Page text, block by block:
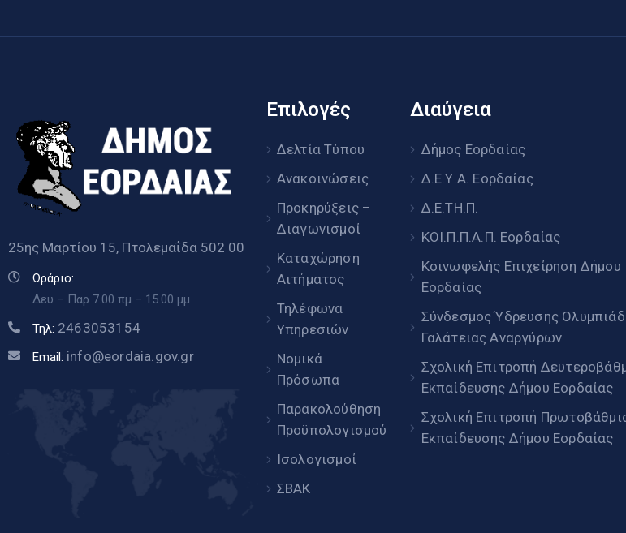
25ης Μαρτίου 15, Πτολεμαΐδα 502 00
Ωράριο:
Δευ – Παρ 7.00 πμ – 15.00 μμ
Τηλ: 2463053154
Email: info@eordaia.gov.gr
Επιλογές
Δελτία Τύπου
Ανακοινώσεις
Προκηρύξεις –
Διαγωνισμοί
Καταχώρηση
Αιτήματος
Τηλέφωνα
Υπηρεσιών
Νομικά
Πρόσωπα
Παρακολούθηση
Προϋπολογισμού
Ισολογισμοί
ΣΒΑΚ
Διαύγεια
Δήμος Εορδαίας
Δ.Ε.Υ.Α. Εορδαίας
Δ.Ε.ΤΗ.Π.
ΚΟΙ.Π.Π.Α.Π. Εορδαίας
Κοινωφελής Επιχείρηση Δήμου
Εορδαίας
Σύνδεσμος Ύδρευσης
Γαλάτειας Αναργύρων
Σχολική Επιτροπή
Εκπαίδευσης Δήμου Εορδαίας
Σχολική Επιτροπή
Εκπαίδευσης Δήμου Εορδαίας